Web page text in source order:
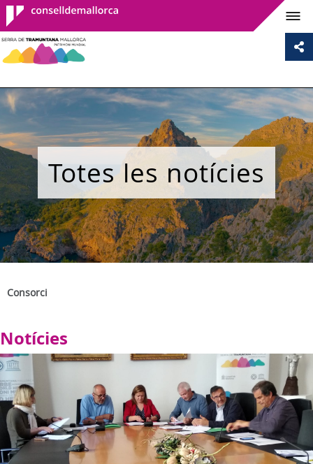
Consell de
Mallorca
Totes les notícies
Consorci
Notícies